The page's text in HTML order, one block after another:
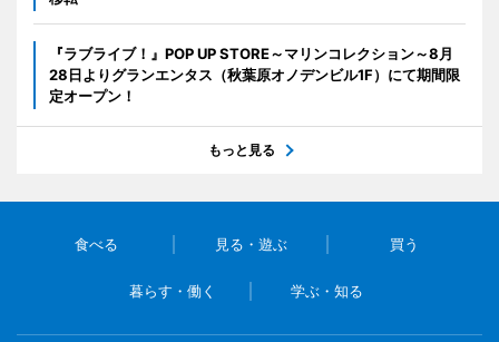
『ラブライブ！』POP UP STORE～マリンコレクション～8月
28日よりグランエンタス（秋葉原オノデンビル1F）にて期間限
定オープン！
もっと見る
食べる 見る・遊ぶ 買う
暮らす・働く 学ぶ・知る